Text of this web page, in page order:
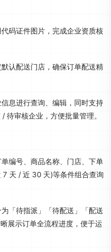
码证件图片，完成企业资质核
认配送门店，确保订单配送精
息进行查询、编辑，同时支持
待审核企业，方便批量管理。
编号、商品名称、门店、下单
天 / 近 30 天)等条件组合查询
「待指派」「待配送」「配送
展示订单全流程进度，便于运